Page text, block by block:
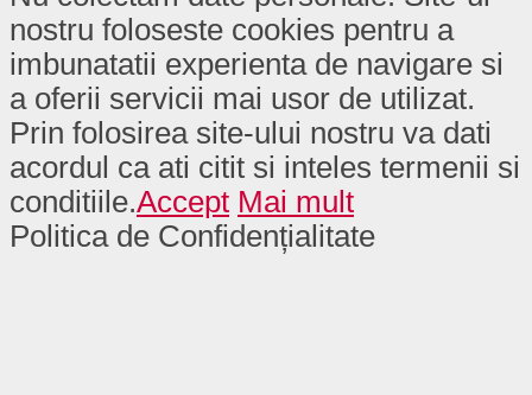
nostru foloseste cookies pentru a
imbunatatii experienta de navigare si
a oferii servicii mai usor de utilizat.
Prin folosirea site-ului nostru va dati
acordul ca ati citit si inteles termenii si
conditiile.Accept Mai mult
Politica de Confidențialitate